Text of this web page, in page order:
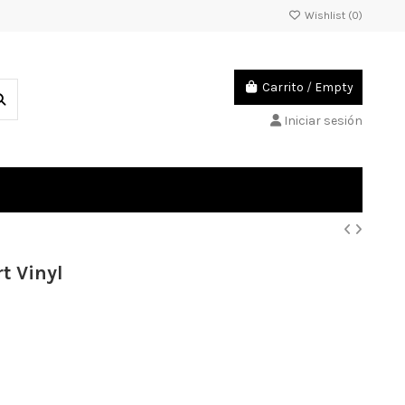
Wishlist (0)
Carrito / Empty
Iniciar sesión
Vinyl